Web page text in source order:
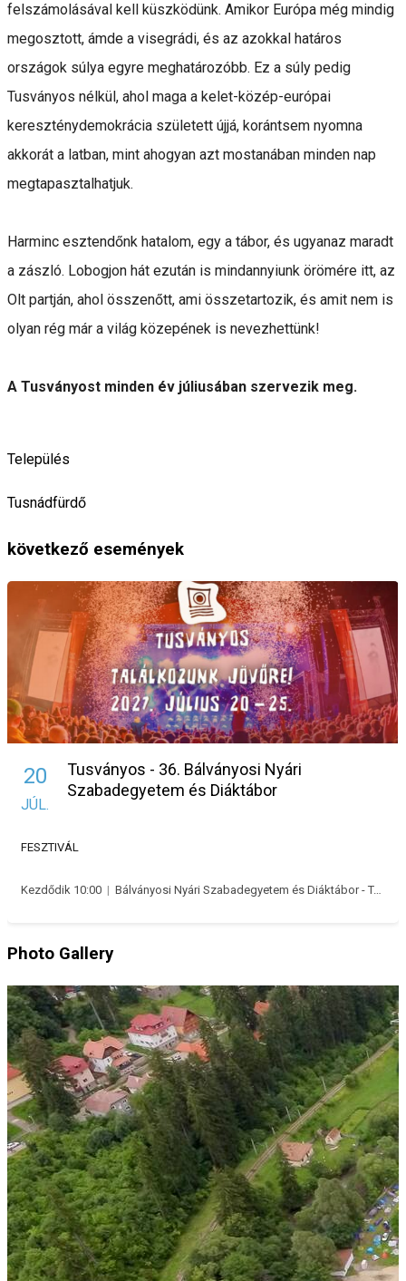
felszámolásával kell küszködünk. Amikor Európa még mindig
megosztott, ámde a visegrádi, és az azokkal határos
országok súlya egyre meghatározóbb. Ez a súly pedig
Tusványos nélkül, ahol maga a kelet-közép-európai
kereszténydemokrácia született újjá, korántsem nyomna
akkorát a latban, mint ahogyan azt mostanában minden nap
megtapasztalhatjuk.
Harminc esztendőnk hatalom, egy a tábor, és ugyanaz maradt
a zászló. Lobogjon hát ezután is mindannyiunk örömére itt, az
Olt partján, ahol összenőtt, ami összetartozik, és amit nem is
olyan rég már a világ közepének is nevezhettünk!
A Tusványost minden év júliusában szervezik meg.
Település
Tusnádfürdő
következő események
20
JÚL.
Tusványos - 36. Bálványosi Nyári
Szabadegyetem és Diáktábor
FESZTIVÁL
Kezdődik 10:00 | Bálványosi Nyári Szabadegyetem és Diáktábor - Tusványos
Photo Gallery